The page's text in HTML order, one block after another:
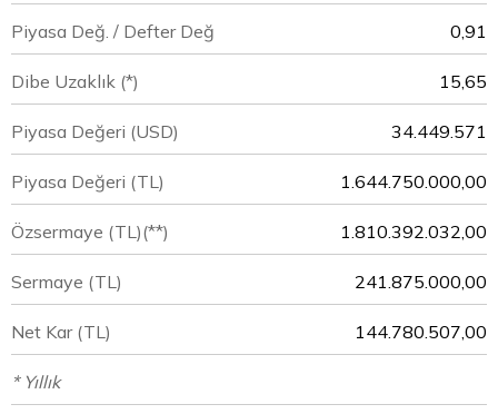
Piyasa Değ. / Defter Değ 0,91
Dibe Uzaklık (*) 15,65
Piyasa Değeri (USD) 34.449.571
Piyasa Değeri (TL) 1.644.750.000,00
Özsermaye (TL)(**) 1.810.392.032,00
Sermaye (TL) 241.875.000,00
Net Kar (TL) 144.780.507,00
* Yıllık